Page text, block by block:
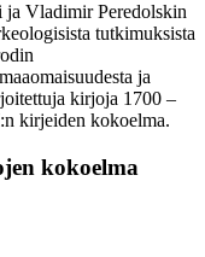
Vladimir Peredolskin
tutkimuksista
ja
kirjoja 1700 –
kirjeiden kokoelma.
kokoelma